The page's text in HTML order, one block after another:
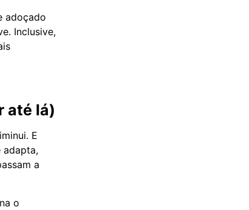
adoçado
Inclusive,
até lá)
E
adapta,
a
o